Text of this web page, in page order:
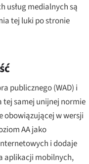
usług medialnych są
tej luki po stronie
publicznego (WAD) i
tej samej unijnej normie
obowiązującej w wersji
AA jako
i dodaje
aplikacji mobilnych,